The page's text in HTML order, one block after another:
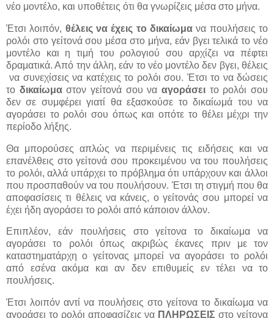
νέο μοντέλο, και υποθέτεις ότι θα γνωρίζεις μέσα στο μήνα.
Έτσι λοιπόν, θέλεις να έχεις το δικαίωμα να πουλήσεις το
ρολόι στο γείτονά σου μέσα στο μήνα, εάν βγει τελικά το νέο
μοντέλο και η τιμή του ρολογιού σου αρχίζει να πέφτει
δραματικά. Από την άλλη, εάν το νέο μοντέλο δεν βγει, θέλεις
να συνεχίσεις να κατέχεις το ρολόι σου. Έτσι το να δώσεις
το δικαίωμαστον γείτονά σου νααγοράσει το ρολόι σου
δεν σε συμφέρει γιατί θα εξασκούσε το δικαίωμά του να
αγοράσει το ρολόι σου όπως και οπότε το θέλει μέχρι την
περίοδο λήξης.
Θα μπορούσες απλώς να περιμένεις τις ειδήσεις και να
επανέλθεις στο γείτονά σου προκειμένου να του πουλήσεις
το ρολόι, αλλά υπάρχει το πρόβλημα ότι υπάρχουν και άλλοι
που προσπαθούν να του πουλήσουν. Έτσι τη στιγμή που θα
αποφασίσεις τι θέλεις να κάνεις, ο γείτονάς σου μπορεί να
έχει ήδη αγοράσει το ρολόι από κάποιον άλλον.
Επιπλέον, εάν πουλήσεις στο γείτονα το δικαίωμα να
αγοράσει το ρολόι όπως ακριβώς έκανες πριν με τον
καταστηματάρχη ο γείτονας μπορεί να αγοράσει το ρολόι
από εσένα ακόμα και αν δεν επιθυμείς εν τέλει να το
πουλήσεις.
Έτσι λοιπόν αντί να πουλήσεις στο γείτονα το δικαίωμα να
αγοράσει το ρολόι αποφασίζεις να ΠΛΗΡΩΣΕΙΣστο γείτονα